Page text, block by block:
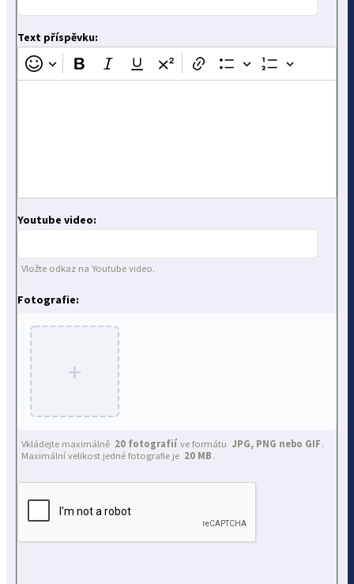
Text příspěvku:
Youtube video:
Vložte odkaz na Youtube video.
Fotografie:
+
Vkládejte maximálně 20 fotografií ve formátu JPG, PNG nebo GIF .
Maximální velikost jedné fotografie je 20 MB .